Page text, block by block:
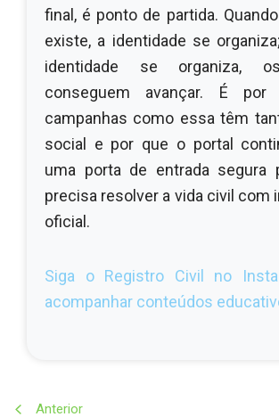
final, é ponto de partida.
existe, a identidade se
identidade se organiza,
conseguem avançar. É
campanhas como essa têm
social e por que o portal
uma porta de entrada segura
precisa resolver a vida civil com
oficial.
Siga o Registro Civil no
acompanhar conteúdos
Anterior